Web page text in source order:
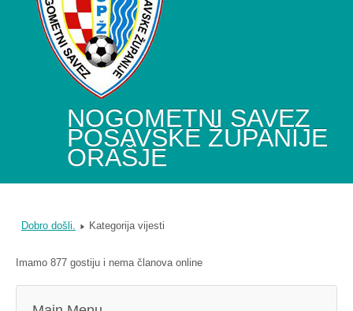
NOGOMETNI SAVEZ
POSAVSKE ŽUPANIJE
ORAŠJE
Dobro došli. Kategorija vijesti
Imamo 877 gostiju i nema članova online